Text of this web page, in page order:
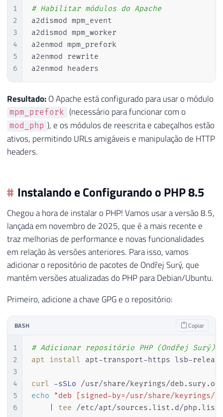
1
2
3
4
5
6
# Habilitar módulos do Apache
a2dismod mpm_event
a2dismod mpm_worker
a2enmod mpm_prefork
a2enmod rewrite
a2enmod headers
Resultado:O Apache está configurado para usar o módulo
mpm_prefork (necessário para funcionar com o
mod_php ), e os módulos de reescrita e cabeçalhos estão
ativos, permitindo URLs amigáveis e manipulação de HTTP
headers.
Instalando e Configurando o PHP 8.5
Chegou a hora de instalar o PHP! Vamos usar a versão 8.5,
lançada em novembro de 2025, que é a mais recente e
traz melhorias de performance e novas funcionalidades
em relação às versões anteriores. Para isso, vamos
adicionar o repositório de pacotes de Ondřej Surý, que
mantém versões atualizadas do PHP para Debian/Ubuntu.
Primeiro, adicione a chave GPG e o repositório:
BASH Copiar
1
2
3
4
5
6
# Adicionar repositório PHP (Ondřej Surý) —
apt
install apt-transport-https lsb-
curl -sSLo
echo
"deb [signed-by=/usr/share/keyrings/
tee /etc/apt/sources.list.d/php.list